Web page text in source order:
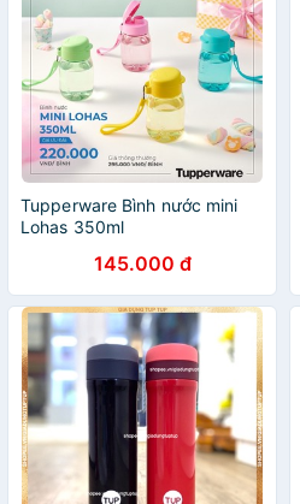
Tupperware Bình nước mini
Lohas 350ml
145.000 đ